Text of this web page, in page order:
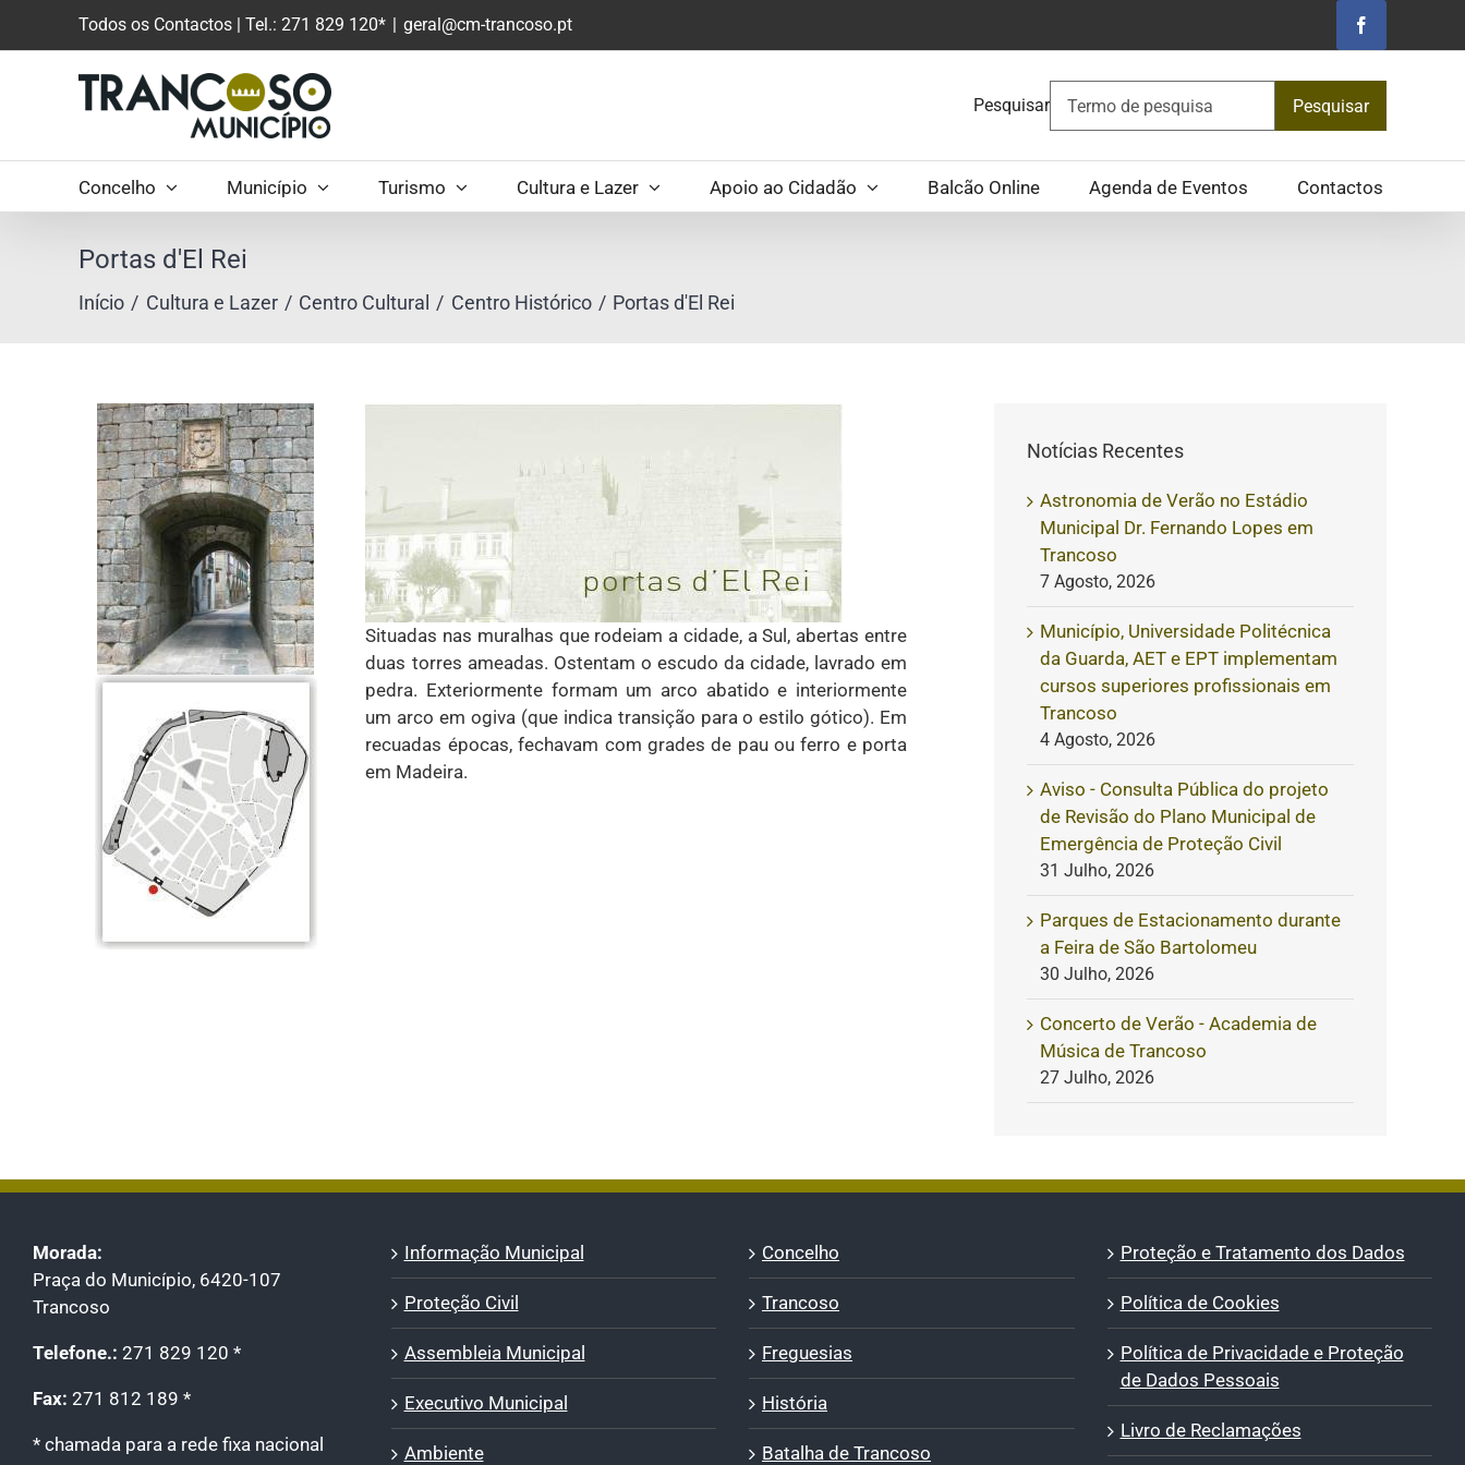
Todos os Contactos | Tel.: 271 829 120* | geral@cm-trancoso.pt Facebook
Pesquisar Pesquisar
Concelho Município Turismo Cultura e Lazer Apoio ao Cidadão Balcão Online Agenda de Eventos Contactos
Portas d'El Rei
Início Cultura e Lazer Centro Cultural Centro Histórico Portas d'El Rei
Situadas nas muralhas que rodeiam a cidade, a Sul, abertas entre
duas torres ameadas. Ostentam o escudo da cidade, lavrado em
pedra. Exteriormente formam um arco abatido e interiormente
um arco em ogiva (que indica transição para o estilo gótico). Em
recuadas épocas, fechavam com grades de pau ou ferro e porta
em Madeira.
Notícias Recentes
Astronomia de Verão no Estádio
Municipal Dr. Fernando Lopes em
Trancoso
7 Agosto, 2026
Município, Universidade Politécnica
da Guarda, AET e EPT implementam
cursos superiores profissionais em
Trancoso
4 Agosto, 2026
Aviso - Consulta Pública do projeto
de Revisão do Plano Municipal de
Emergência de Proteção Civil
31 Julho, 2026
Parques de Estacionamento durante
a Feira de São Bartolomeu
30 Julho, 2026
Concerto de Verão - Academia de
Música de Trancoso
27 Julho, 2026
Morada:
Praça do Município, 6420-107
Trancoso
Telefone.: 271 829 120 *
Fax: 271 812 189 *
* chamada para a rede fixa nacional
Informação Municipal
Proteção Civil
Assembleia Municipal
Executivo Municipal
Ambiente
Concelho
Trancoso
Freguesias
História
Batalha de Trancoso
Proteção e Tratamento dos Dados
Política de Cookies
Política de Privacidade e Proteção
de Dados Pessoais
Livro de Reclamações